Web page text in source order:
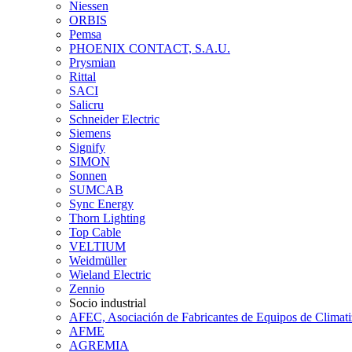
Niessen
ORBIS
Pemsa
PHOENIX CONTACT, S.A.U.
Prysmian
Rittal
SACI
Salicru
Schneider Electric
Siemens
Signify
SIMON
Sonnen
SUMCAB
Sync Energy
Thorn Lighting
Top Cable
VELTIUM
Weidmüller
Wieland Electric
Zennio
Socio industrial
AFEC, Asociación de Fabricantes de Equipos de
AFME
AGREMIA